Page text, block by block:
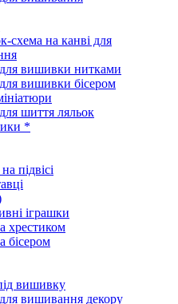
схема на канві для
вишивки нитками
вишивки бісером
шиття ляльок
*
підвісі
іграшки
хрестиком
бісером
вишивку
вишивання декору